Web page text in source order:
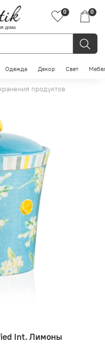
дома
0 0
Одежда Декор Свет
продуктов
Int. Лимоны